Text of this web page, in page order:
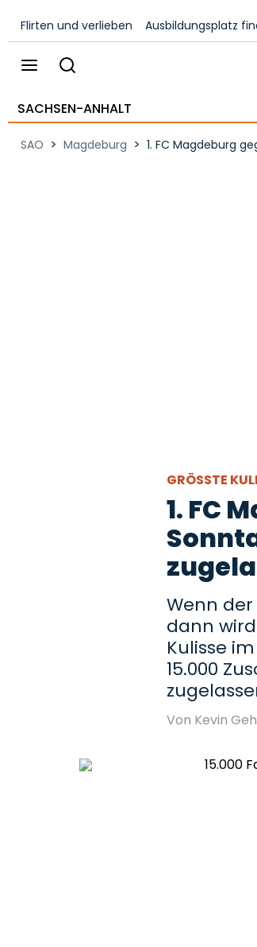
Flirten und verlieben Ausbildungsplatz
SACHSEN-ANHALT
SAO > Magdeburg > 1. FC Magdeburg
GRÖSSTE
1. FC
Wenn
dann
Kulisse
15.000
Von Kevin